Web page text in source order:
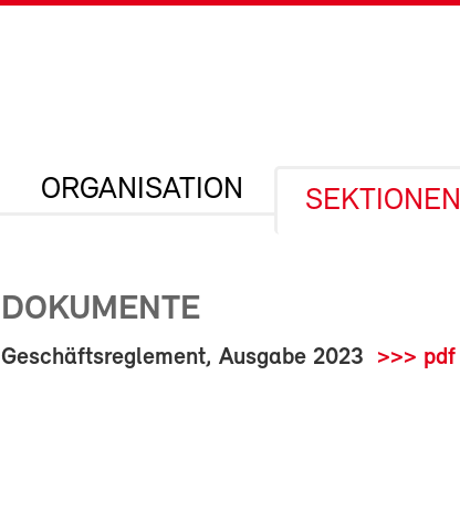
ORGANISATION SEKTIONEN
DOKUMENTE
Geschäftsreglement, Ausgabe 2023 >>> pdf